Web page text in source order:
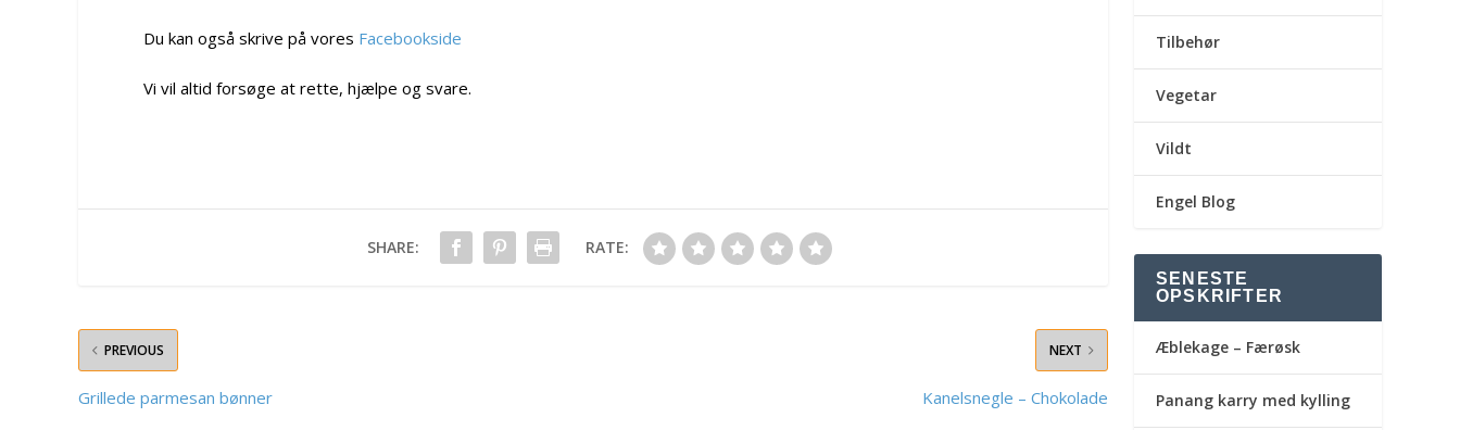
Du kan også skrive på vores Facebookside
Vi vil altid forsøge at rette, hjælpe og svare.
SHARE: RATE:
PREVIOUS
Grillede parmesan bønner
NEXT
Kanelsnegle – Chokolade
Tilbehør
Vegetar
Vildt
Engel Blog
SENESTE
OPSKRIFTER
Æblekage – Færøsk
Panang karry med kylling